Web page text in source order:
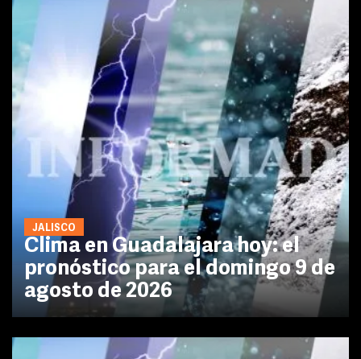
JALISCO
Clima en Guadalajara hoy: el
pronóstico para el domingo 9 de
agosto de 2026